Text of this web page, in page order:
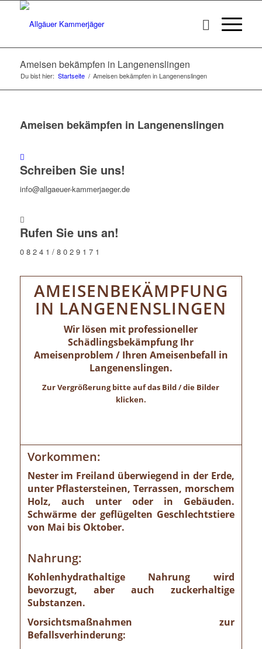
Ameisen bekämpfen in Langenenslingen
Du bist hier: Startseite / Ameisen bekämpfen in Langenenslingen
Ameisen bekämpfen in Langenenslingen
Schreiben Sie uns!
info@allgaeuer-kammerjaeger.de
Rufen Sie uns an!
0 8 2 4 1 / 8 0 2 9 1 7 1
AMEISENBEKÄMPFUNG
IN LANGENENSLINGEN
Wir lösen mit professioneller
Schädlingsbekämpfung Ihr
Ameisenproblem / Ihren Ameisenbefall in
Langenenslingen.
Zur Vergrößerung bitte auf das Bild / die Bilder
klicken.
Vorkommen:
Nester im Freiland überwiegend in der Erde,
unter Pflastersteinen, Terrassen, morschem
Holz, auch unter oder in Gebäuden.
Schwärme der geflügelten Geschlechtstiere
von Mai bis Oktober.
Nahrung:
Kohlenhydrathaltige Nahrung wird
bevorzugt, aber auch zuckerhaltige
Substanzen.
Vorsichtsmaßnahmen zur
Befallsverhinderung: